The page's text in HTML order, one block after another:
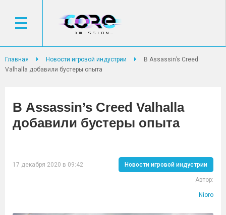
Главная Новости игровой индустрии
В Assassin’s Creed
Valhalla добавили бустеры опыта
В Assassin’s Creed Valhalla
добавили бустеры опыта
17 декабря 2020 в 09:42 Новости игровой индустрии
Автор:
Nioro